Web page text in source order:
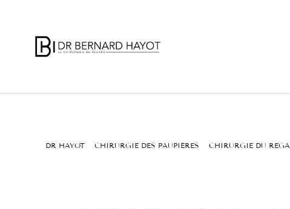
DR HAYOT CHIRURGIE DES PAUPIÈRES CHIRURGIE DU